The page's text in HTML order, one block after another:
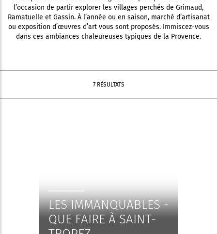
l’occasion de partir explorer les villages perchés de Grimaud,
Ramatuelle et Gassin. À l’année ou en saison, marché d’artisanat
ou exposition d’œuvres d’art vous sont proposés. Immiscez-vous
dans ces ambiances chaleureuses typiques de la Provence.
7 RÉSULTATS
LES IMMANQUABLES -
QUE FAIRE À SAINT-